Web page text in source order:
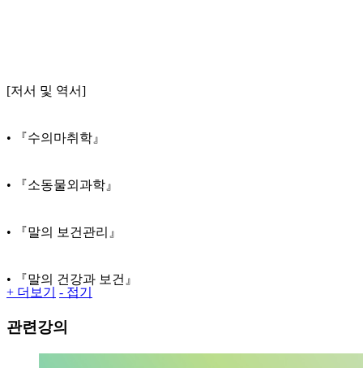
[저서 및 역서]
• 『수의마취학』
• 『소동물외과학』
• 『말의 보건관리』
• 『말의 건강과 보건』
+ 더보기
- 접기
관련강의